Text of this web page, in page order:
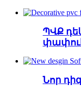
ՊՎՔ
Նոր